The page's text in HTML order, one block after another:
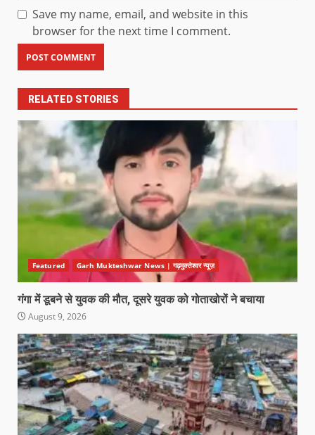
Save my name, email, and website in this
browser for the next time I comment.
RELATED STORIES
Featured Garh Mukteshwar News | गढ़मुक्तेश्वर न्यूज़
गंगा में डूबने से युवक की मौत, दूसरे युवक को गोताखोरों ने बचाया
August 9, 2026